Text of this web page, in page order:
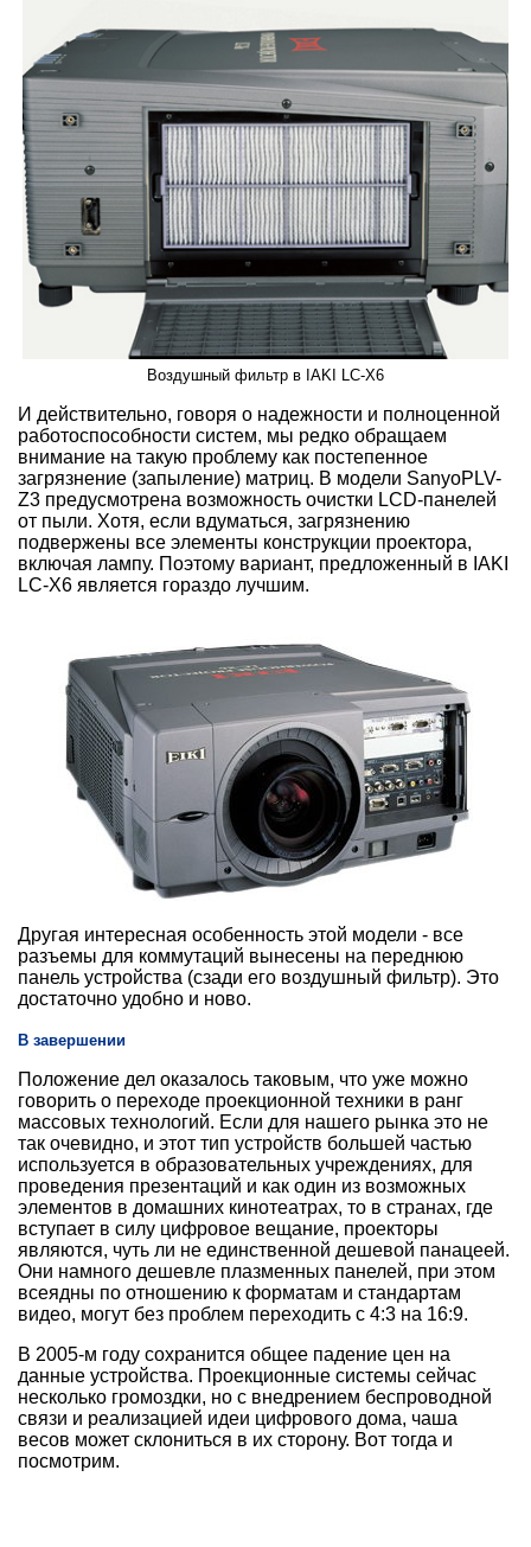
Воздушный фильтр в IAKI LC-X6
И действительно, говоря о надежности и полноценной
работоспособности систем, мы редко обращаем
внимание на такую проблему как постепенное
загрязнение (запыление) матриц. В модели SanyoPLV-
Z3 предусмотрена возможность очистки LCD-панелей
от пыли. Хотя, если вдуматься, загрязнению
подвержены все элементы конструкции проектора,
включая лампу. Поэтому вариант, предложенный в IAKI
LC-X6 является гораздо лучшим.
Другая интересная особенность этой модели - все
разъемы для коммутаций вынесены на переднюю
панель устройства (сзади его воздушный фильтр). Это
достаточно удобно и ново.
В завершении
Положение дел оказалось таковым, что уже можно
говорить о переходе проекционной техники в ранг
массовых технологий. Если для нашего рынка это не
так очевидно, и этот тип устройств большей частью
используется в образовательных учреждениях, для
проведения презентаций и как один из возможных
элементов в домашних кинотеатрах, то в странах, где
вступает в силу цифровое вещание, проекторы
являются, чуть ли не единственной дешевой панацеей.
Они намного дешевле плазменных панелей, при этом
всеядны по отношению к форматам и стандартам
видео, могут без проблем переходить с 4:3 на 16:9.
В 2005-м году сохранится общее падение цен на
данные устройства. Проекционные системы сейчас
несколько громоздки, но с внедрением беспроводной
связи и реализацией идеи цифрового дома, чаша
весов может склониться в их сторону. Вот тогда и
посмотрим.